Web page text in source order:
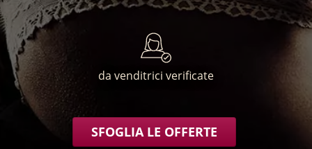
da venditrici verificate
SFOGLIA LE OFFERTE